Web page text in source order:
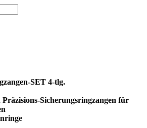
SET 4-tlg.
Sicherungsringzangen für